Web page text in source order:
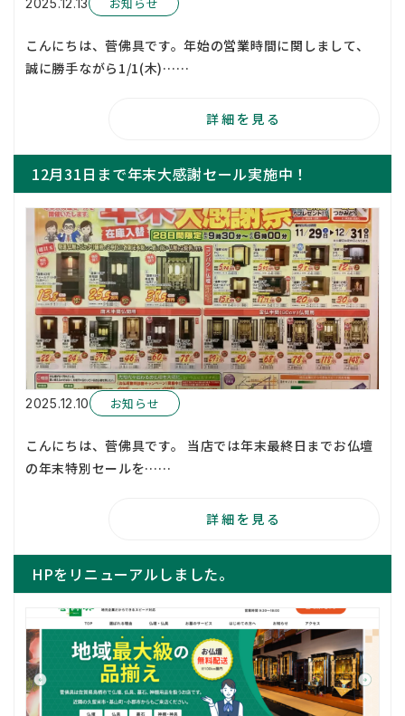
2025.12.13
こんにちは、菅佛具です。年始の営業時間に関しまして、
誠に勝手ながら1/1(木)……
詳細を見る
12月31日まで年末大感謝セール実施中！
2025.12.10 お知らせ
こんにちは、菅佛具です。 当店では年末最終日までお仏壇
の年末特別セールを……
詳細を見る
HPをリニューアルしました。